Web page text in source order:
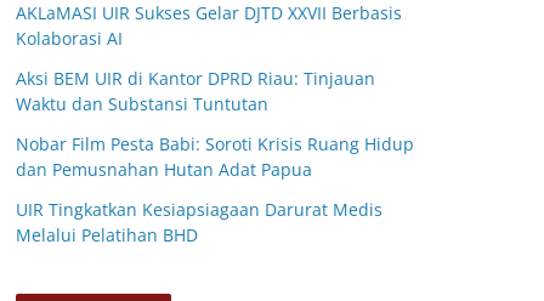
AKLaMASI UIR Sukses Gelar DJTD XXVII Berbasis
Kolaborasi AI
Aksi BEM UIR di Kantor DPRD Riau: Tinjauan
Waktu dan Substansi Tuntutan
Nobar Film Pesta Babi: Soroti Krisis Ruang Hidup
dan Pemusnahan Hutan Adat Papua
UIR Tingkatkan Kesiapsiagaan Darurat Medis
Melalui Pelatihan BHD